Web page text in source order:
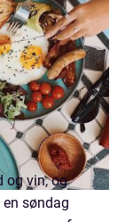
og vin, og
søndag